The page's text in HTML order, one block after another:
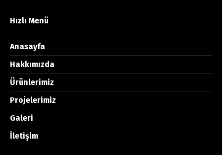
Hızlı Menü
Anasayfa
Hakkımızda
Ürünlerimiz
Projelerimiz
Galeri
İletişim